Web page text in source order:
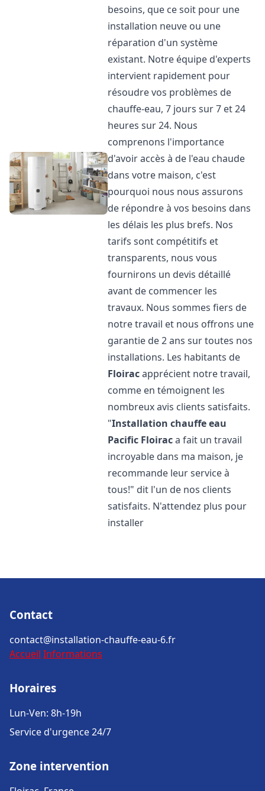
besoins, que ce soit pour une
installation neuve ou une
réparation d'un système
existant. Notre équipe d'experts
intervient rapidement pour
résoudre vos problèmes de
chauffe-eau, 7 jours sur 7 et 24
heures sur 24. Nous
comprenons l'importance
d'avoir accès à de l'eau chaude
dans votre maison, c'est
pourquoi nous nous assurons
de répondre à vos besoins dans
les délais les plus brefs. Nos
tarifs sont compétitifs et
transparents, nous vous
fournirons un devis détaillé
avant de commencer les
travaux. Nous sommes fiers de
notre travail et nous offrons une
garantie de 2 ans sur toutes nos
installations. Les habitants de
Floiracapprécient notre travail,
comme en témoignent les
nombreux avis clients satisfaits.
"Installation chauffe eau
Pacific Floiraca fait un travail
incroyable dans ma maison, je
recommande leur service à
tous!" dit l'un de nos clients
satisfaits. N'attendez plus pour
installer
Contact
contact@installation-chauffe-eau-6.fr
Accueil Informations
Horaires
Lun-Ven: 8h-19h
Service d'urgence 24/7
Zone intervention